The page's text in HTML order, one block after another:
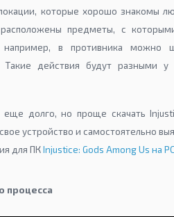
которые хорошо знакомы
предметы, с
например, в противника можно
Такие действия будут разными у
долго, но проще скачать
устройство и самостоятельно
для ПКInjustice: Gods Among Us на
процесса